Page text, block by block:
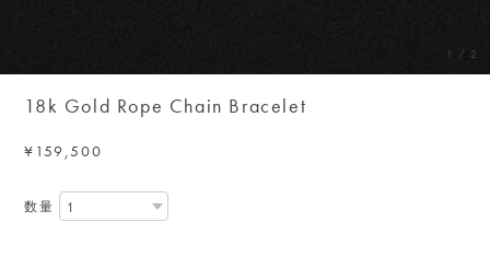
1 / 2
18k Gold Rope Chain Bracelet
¥159,500
数量